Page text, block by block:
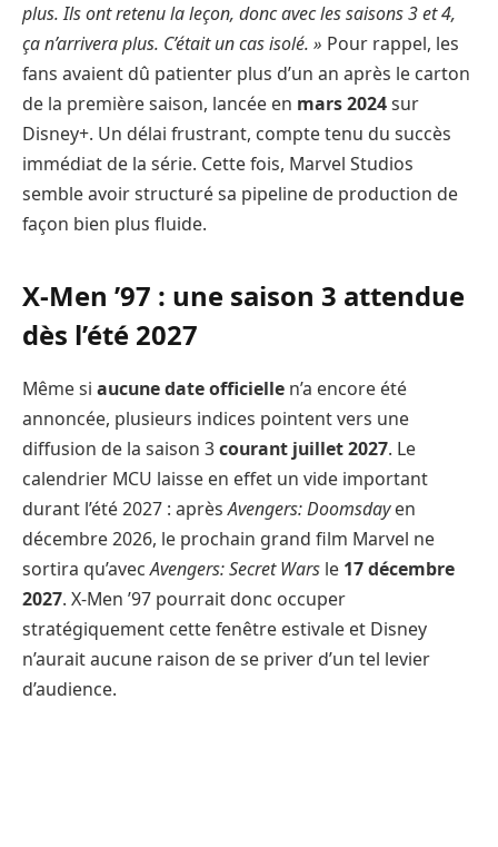
plus. Ils ont retenu la leçon, donc avec les saisons 3 et 4,
ça n’arrivera plus. C’était un cas isolé. » Pour rappel, les
fans avaient dû patienter plus d’un an après le carton
de la première saison, lancée en mars 2024sur
Disney+. Un délai frustrant, compte tenu du succès
immédiat de la série. Cette fois, Marvel Studios
semble avoir structuré sa pipeline de production de
façon bien plus fluide.
X-Men ’97 : une saison 3 attendue
dès l’été 2027
Même si aucune date officielle n’a encore été
annoncée, plusieurs indices pointent vers une
diffusion de la saison 3courant juillet 2027. Le
calendrier MCU laisse en effet un vide important
durant l’été 2027 : aprèsAvengers: Doomsdayen
décembre 2026, le prochain grand film Marvel ne
sortira qu’avecAvengers: Secret Wars le 17 décembre
2027. X-Men ’97 pourrait donc occuper
stratégiquement cette fenêtre estivale et Disney
n’aurait aucune raison de se priver d’un tel levier
d’audience.